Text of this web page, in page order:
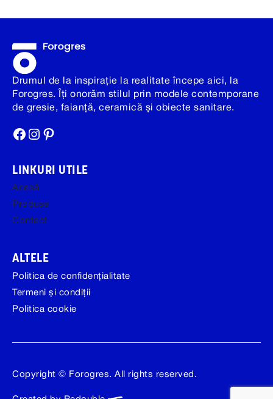
Drumul de la inspirație la realitate începe aici, la
Forogres. Îți onorăm stilul prin modele contemporane
de gresie, faianță, ceramică și obiecte sanitare.
Facebook
Instagram
Pinterest
LINKURI UTILE
Acasă
Produse
Contact
ALTELE
Politica de confidențialitate
Termeni și condiții
Politica cookie
Copyright © Forogres. All rights reserved.